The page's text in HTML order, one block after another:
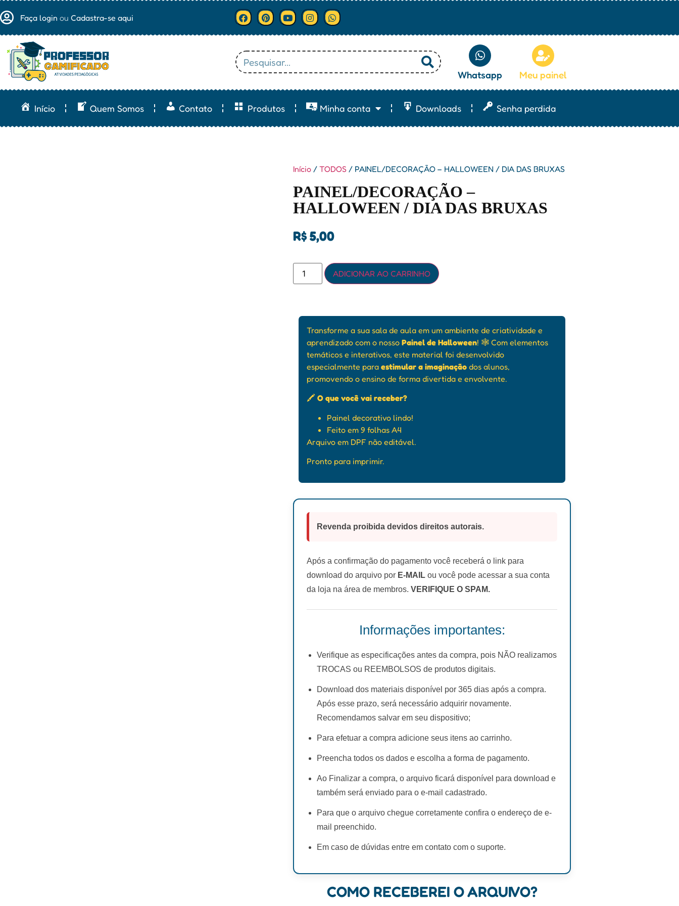
Faça login ou Cadastra-se aqui
Whatsapp Meu painel
Início Quem Somos Contato Produtos Minha conta Downloads Senha perdida
Início / TODOS / PAINEL/DECORAÇÃO – HALLOWEEN / DIA DAS BRUXAS
PAINEL/DECORAÇÃO –
HALLOWEEN / DIA DAS BRUXAS
R$5,00
ADICIONAR AO CARRINHO
Transforme a sua sala de aula em um ambiente de criatividade e
aprendizado com o nosso Painel de Halloween! 🕸️ Com elementos
temáticos e interativos, este material foi desenvolvido
especialmente para estimular a imaginação dos alunos,
promovendo o ensino de forma divertida e envolvente.
🖍️ O que você vai receber?
Painel decorativo lindo!
Feito em 9 folhas A4
Arquivo em DPF não editável.
Pronto para imprimir.
Revenda proibida devidos direitos autorais.
Após a confirmação do pagamento você receberá o link para
download do arquivo por E-MAIL ou você pode acessar a sua conta
da loja na área de membros. VERIFIQUE O SPAM.
Informações importantes:
Verifique as especificações antes da compra, pois NÃO realizamos
TROCAS ou REEMBOLSOS de produtos digitais.
Download dos materiais disponível por 365 dias após a compra.
Após esse prazo, será necessário adquirir novamente.
Recomendamos salvar em seu dispositivo;
Para efetuar a compra adicione seus itens ao carrinho.
Preencha todos os dados e escolha a forma de pagamento.
Ao Finalizar a compra, o arquivo ficará disponível para download e
também será enviado para o e-mail cadastrado.
Para que o arquivo chegue corretamente confira o endereço de e-
mail preenchido.
Em caso de dúvidas entre em contato com o suporte.
COMO RECEBEREI O ARQUIVO?